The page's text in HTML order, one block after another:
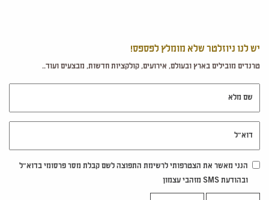
יש לנו ניוזלטר שלא מומלץ לפספס!
טרנדים מובילים בארץ ובעולם, אירועים, קולקציות חדשות, מבצעים ועוד..
הנני מאשר את הצטרפותי לרשימת התפוצה לשם קבלת מסר פרסומי בדוא"ל
ובהודעת SMS מזהבי עצמון